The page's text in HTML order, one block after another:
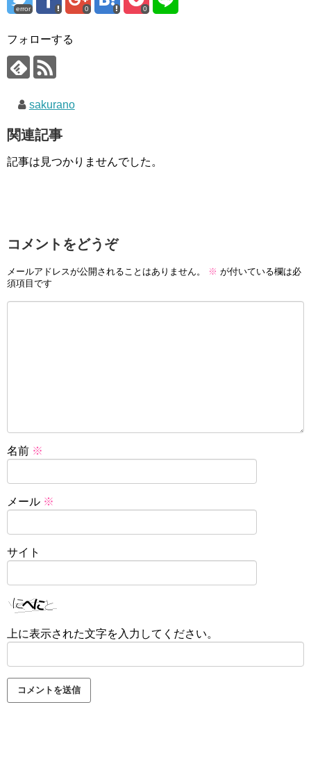
error 0 0
フォローする
sakurano
関連記事
記事は見つかりませんでした。
コメントをどうぞ
メールアドレスが公開されることはありません。 ※ が付いている欄は必
須項目です
名前 ※
メール ※
サイト
上に表示された文字を入力してください。